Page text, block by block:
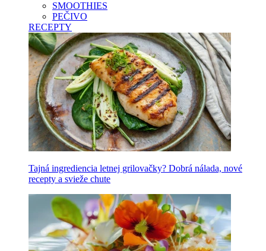
SMOOTHIES
PEČIVO
RECEPTY
Tajná ingrediencia letnej grilovačky? Dobrá nálada, nové
recepty a svieže chute